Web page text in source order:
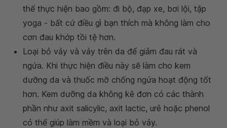
thể thực hiện bao gồm: đi bộ, đạp xe, bơi lội, tập
yoga - bất cứ điều gì bạn thích mà không làm cho
cơn đau khớp tồi tệ hơn.
Loại bỏ vảy và vảy trên da để giảm đau rát và
ngứa. Khi thực hiện điều này sẽ làm cho kem
dưỡng da và thuốc mỡ chống ngứa hoạt động tốt
hơn. Kem dưỡng da không kê đơn có các thành
phần như axit salicylic, axit lactic, urê hoặc phenol
có thể giúp làm mềm và loại bỏ vảy.